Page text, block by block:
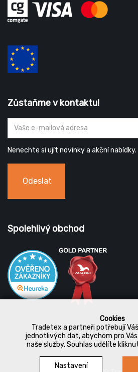
Cookies
Tradetex a partneři potřebují Váš
jednotlivých dat, abychom pro
naše služby. Souhlas udělíte
Nastavení
Zůstaňme v kontaktu!
Nenechte si ujít novinky a akční nabídky.
Odeslat
Spolehlivý obchod